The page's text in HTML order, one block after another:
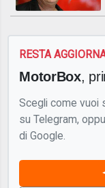
RESTA
MotorBox,
Scegli come vuoi
su Telegram,
di Google.